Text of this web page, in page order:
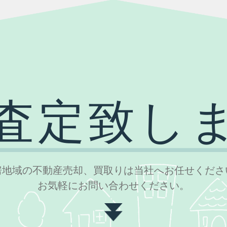
域の不動産売却、買取りは当社へお任せくだ
お気軽にお問い合わせください。